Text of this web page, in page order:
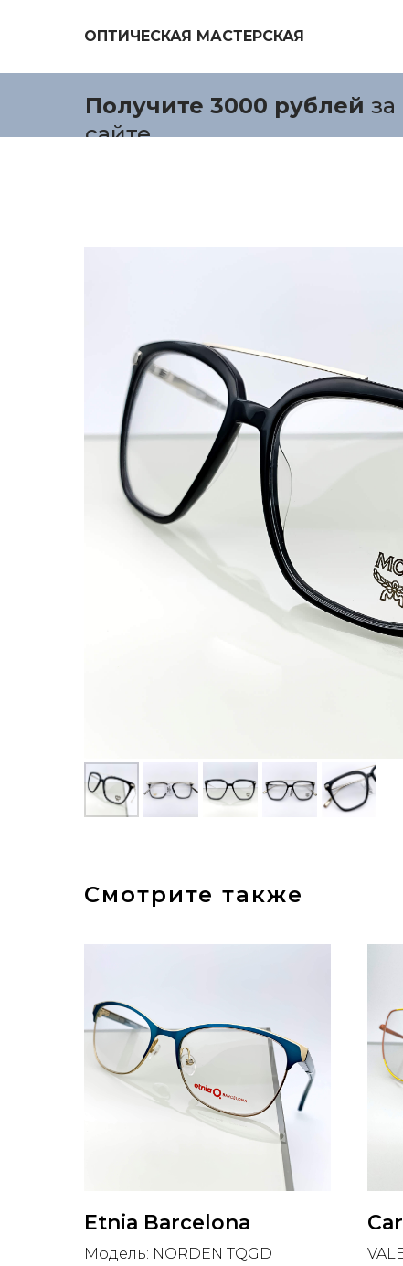
ОПТИЧЕСКАЯ МАСТЕРСКАЯ
Получите 3000 рублей за
сайте.
Смотрите также
Etnia Barcelona
Модель: NORDEN TQGD